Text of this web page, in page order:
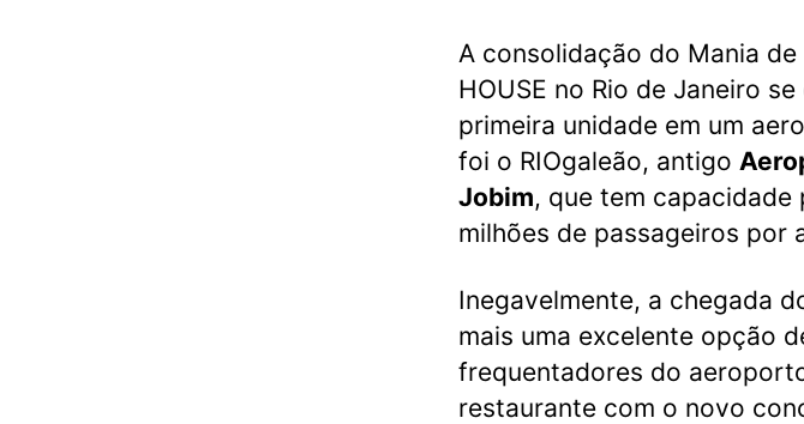
A consolidação do Mania de
HOUSE no Rio de Janeiro
primeira unidade em um
foi o RIOgaleão, antigo
Jobim, que tem
milhões de passageiros por
Inegavelmente, a chegada
mais uma excelente opção
frequentadores do
restaurante com o novo